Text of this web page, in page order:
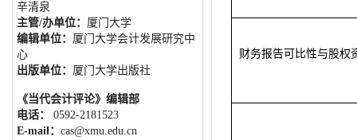
辛清泉
主管/办单位： 厦门大学
编辑单位： 厦门大学会计发展研究中
心
出版单位： 厦门大学出版社
《当代会计评论》编辑部
电话： 0592-2181523
E-mail： cas@xmu.edu.cn
财务报告可比性与股